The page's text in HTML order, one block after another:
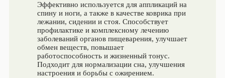
Эффективно используется для аппликаций на
спину и ноги, а также в качестве коврика при
лежании, сидении и стоя. Способствует
профилактике и комплексному лечению
заболеваний органов пищеварения, улучшает
обмен веществ, повышает
работоспособность и жизненный тонус.
Подходит для нормализации сна, улучшения
настроения и борьбы с ожирением.